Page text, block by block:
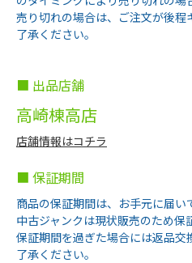
売り切れの場合は、ご注文が後
了承ください。
■ 出品店舗
高崎棟高店
店舗情報はコチラ
■ 保証期間
商品の保証期間は、お手元に届い
中古ジャンクは現状販売のため保
保証期間を過ぎた場合には返品
了承ください。